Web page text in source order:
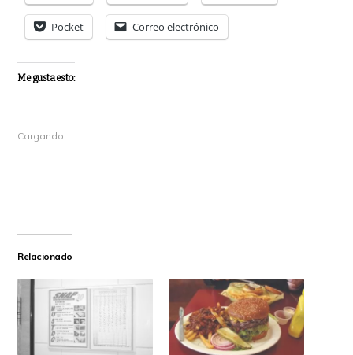
Pocket Correo electrónico
Me gusta esto:
Cargando...
Relacionado